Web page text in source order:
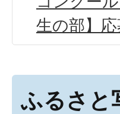
生の部】
ふるさと